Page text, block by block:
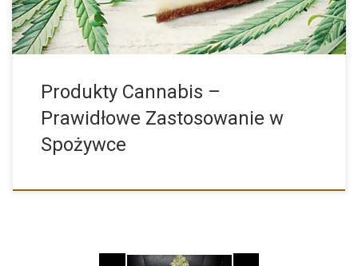
Produkty Cannabis –
Prawidłowe Zastosowanie w
Spożywce